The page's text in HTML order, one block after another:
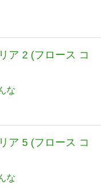
ア 2 (フロース コ
な
ア 5 (フロース コ
な